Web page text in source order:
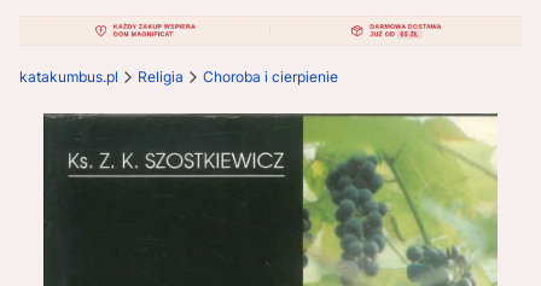
katakumbus.pl Religia Choroba i cierpienie